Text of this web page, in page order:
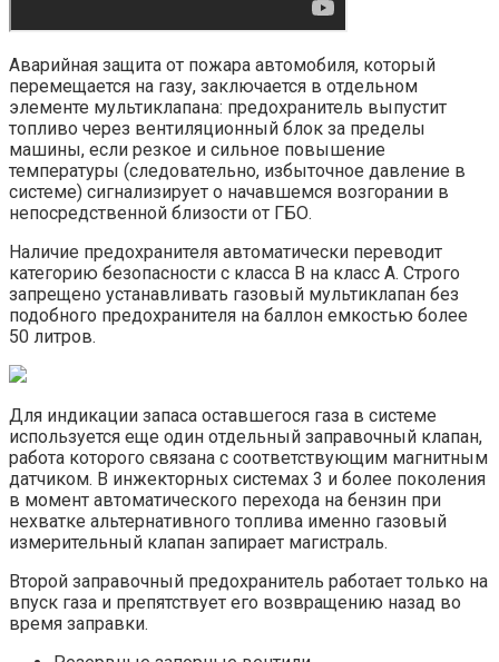
Аварийная защита от пожара автомобиля, который
перемещается на газу, заключается в отдельном
элементе мультиклапана: предохранитель выпустит
топливо через вентиляционный блок за пределы
машины, если резкое и сильное повышение
температуры (следовательно, избыточное давление в
системе) сигнализирует о начавшемся возгорании в
непосредственной близости от ГБО.
Наличие предохранителя автоматически переводит
категорию безопасности с класса В на класс А. Строго
запрещено устанавливать газовый мультиклапан без
подобного предохранителя на баллон емкостью более
50 литров.
Для индикации запаса оставшегося газа в системе
используется еще один отдельный заправочный клапан,
работа которого связана с соответствующим магнитным
датчиком. В инжекторных системах 3 и более поколения
в момент автоматического перехода на бензин при
нехватке альтернативного топлива именно газовый
измерительный клапан запирает магистраль.
Второй заправочный предохранитель работает только на
впуск газа и препятствует его возвращению назад во
время заправки.